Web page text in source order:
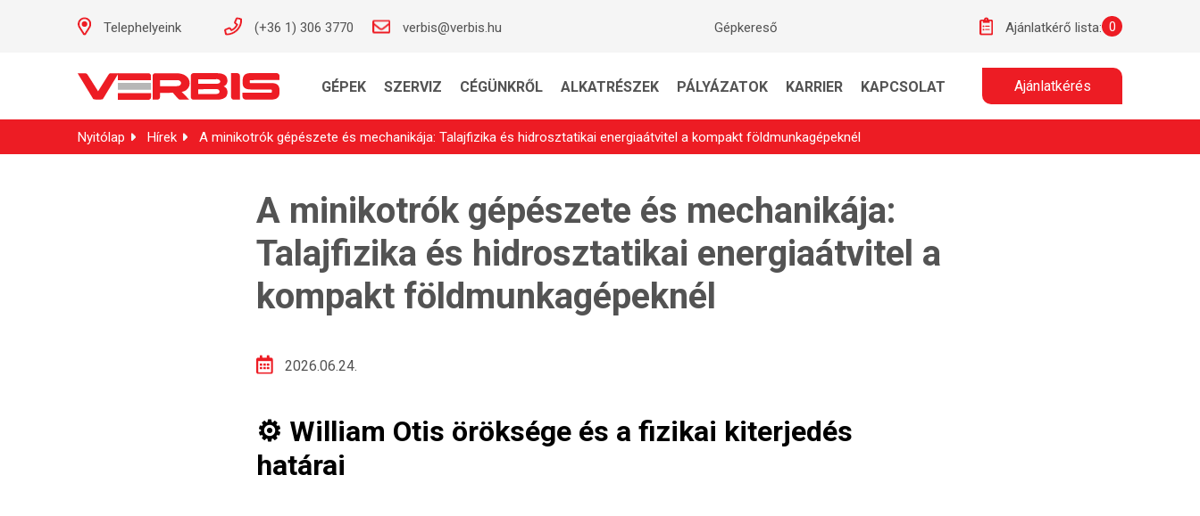
Telephelyeink (+36 1) 306 3770 verbis@verbis.hu Gépkereső Ajánlatkérő lista: 0
GÉPEK SZERVIZ CÉGÜNKRŐL ALKATRÉSZEK PÁLYÁZATOK KARRIER KAPCSOLAT Ajánlatkérés
Nyitólap Hírek A minikotrók gépészete és mechanikája: Talajfizika és hidrosztatikai energiaátvitel a kompakt földmunkagépeknél
A minikotrók gépészete és mechanikája:
Talajfizika és hidrosztatikai energiaátvitel a
kompakt földmunkagépeknél
2026.06.24.
⚙️ William Otis öröksége és a fizikai kiterjedés
határai